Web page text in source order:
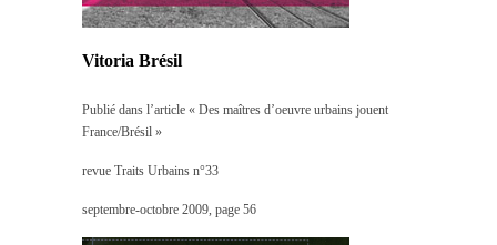
Vitoria Brésil
Publié dans l’article « Des maîtres d’oeuvre urbains jouent
France/Brésil »
revue Traits Urbains n°33
septembre-octobre 2009, page 56